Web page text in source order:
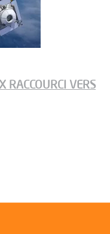
RACCOURCI VERS